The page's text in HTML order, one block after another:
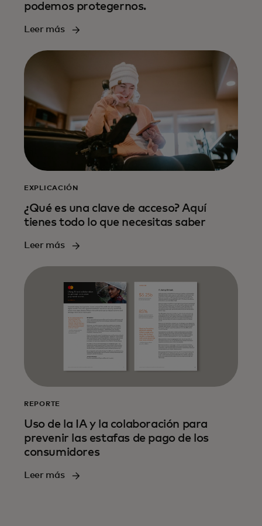
podemos protegernos.
Leer más
EXPLICACIÓN
¿Qué es una clave de acceso? Aquí
tienes todo lo que necesitas saber
Leer más
REPORTE
Uso de la IA y la colaboración para
prevenir las estafas de pago de los
consumidores
Leer más